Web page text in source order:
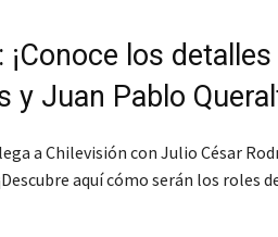
los
y Juan Pablo
a Chilevisión con Julio César
aquí cómo serán los roles